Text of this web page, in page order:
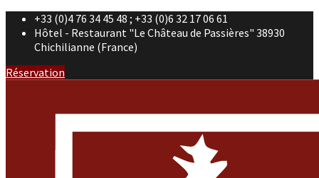
+33 (0)4 76 34 45 48 ; +33 (0)6 32 17 06 61
Hôtel - Restaurant "Le Château de Passières" 38930
Chichilianne (France)
Réservation